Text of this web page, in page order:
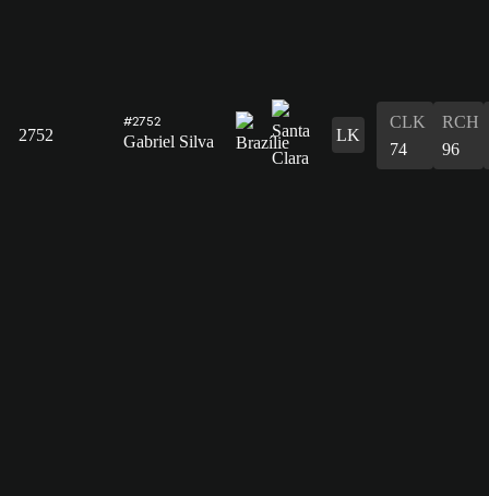
2752
#2752
Gabriel Silva LK
CLK
74
RCH
96